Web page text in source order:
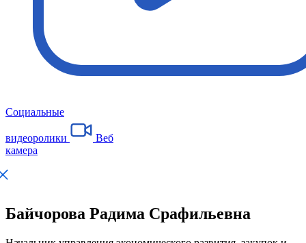
Социальные
видеоролики
Веб
камера
Байчорова Радима Срафильевна